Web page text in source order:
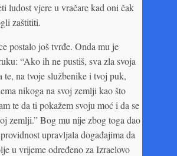
ludost vjere u vračare kad oni čak
zaštititi.
postalo još tvrđe. Onda mu je
“Ako ih ne pustiš, sva zla svoja
te, na tvoje službenike i tvoj puk,
nikoga na svoj zemlji kao što
te da ti pokažem svoju moć i da se
zemlji.” Bog mu nije zbog toga dao
upravljala događajima da
u vrijeme određeno za Izraelovo